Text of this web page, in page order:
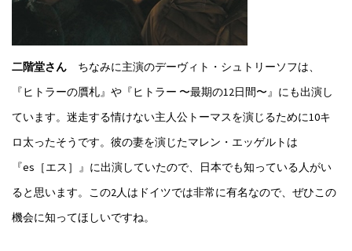
二階堂さん ちなみに主演のデーヴィト・シュトリーソフは、
『ヒトラーの贋札』や『ヒトラー 〜最期の12日間〜』にも出演し
ています。迷走する情けない主人公トーマスを演じるために10キ
ロ太ったそうです。彼の妻を演じたマレン・エッゲルトは
『es［エス］』に出演していたので、日本でも知っている人がい
ると思います。この2人はドイツでは非常に有名なので、ぜひこの
機会に知ってほしいですね。